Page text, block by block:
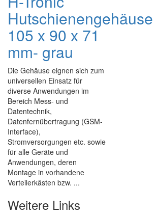
Hutschienengehäuse
105 x 90 x 71
mm- grau
Die Gehäuse eignen sich zum
universellen Einsatz für
diverse Anwendungen im
Bereich Mess- und
Datentechnik,
Datenfernübertragung (GSM-
Interface),
Stromversorgungen etc. sowie
für alle Geräte und
Anwendungen, deren
Montage in vorhandene
Verteilerkästen bzw. ...
Weitere Links